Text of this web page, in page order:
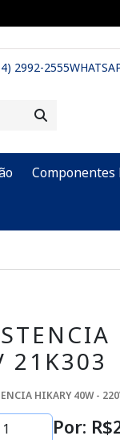
2992-2555
Componentes
21K303
HIKARY 40W -
Por: R$